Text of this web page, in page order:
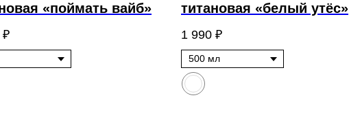
«поймать вайб»
₽
титановая «белый утёс»
1 990 ₽